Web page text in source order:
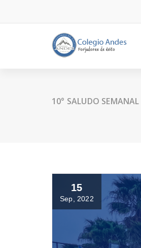
10° SALUDO SEMANAL
15
Sep, 2022